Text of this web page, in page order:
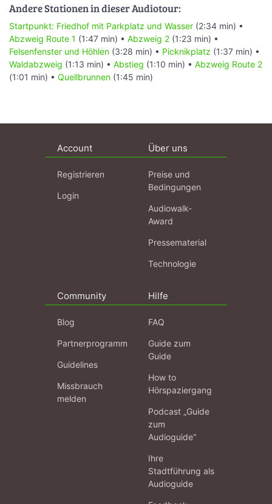
Andere Stationen in dieser Audiotour:
Startpunkt: Friedhof mit Parkplatz und Wasser (2:34 min) •
Abzweig Route 1 (1:47 min) • Abzweig 2 (1:23 min) •
Felsenfenster und Höhlen (3:28 min) • Picknikplatz (1:37 min) •
Waldabzweig (1:13 min) • Abstieg (1:10 min) • Abzweig Route 2
(1:01 min) • Quellbrunnen (1:45 min)
Account
Registrieren
Login
Über uns
Preise und
Bedingungen
Audiowalk-
Award
Pressematerial
Technologie
Community
Blog
Partnerprogramm
Guidelines
Missbrauch
melden
Hilfe
FAQ
Guide zum
Guide
How to
Hörspaziergang
Podcast „Guide
zum
Audioguide“
Ihre
Stadtführung als
Audioguide